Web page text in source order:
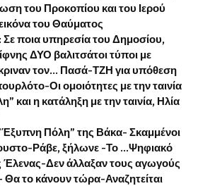
του Προκοπίου και του Ιερού
του Θαύματος
ποια υπηρεσία του Δημοσίου,
ΔΥΟ βαλιτσάτοι τύποι με
τον… Πασά-ΤΖΗ για υπόθεση
Οι ομοιότητες με την ταινία
και η κατάληξη με την ταινία, Ηλία
Πόλη” της Βάκα- Σκαμμένοι
Ράβε, ξήλωνε -Το …Ψηφιακό
Δεν άλλαξαν τους αγωγούς
το κάνουν τώρα-Αναζητείται